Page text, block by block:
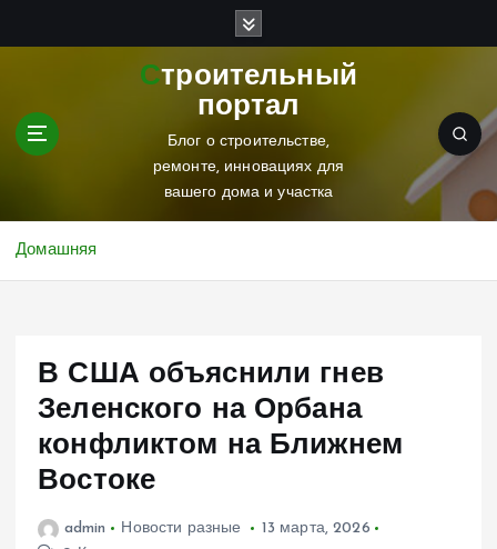
Строительный
портал
Блог о строительстве,
ремонте, инновациях для
вашего дома и участка
Домашняя
В США объяснили гнев
Зеленского на Орбана
конфликтом на Ближнем
Востоке
admin Новости разные
13 марта, 2026